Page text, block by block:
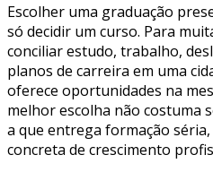
Escolher uma graduação
só decidir um curso. Para
conciliar estudo, trabalho,
planos de carreira em uma
oferece oportunidades na
melhor escolha não costuma
a que entrega formação
concreta de crescimento